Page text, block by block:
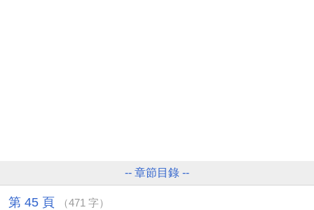
-- 章節目錄 --
第 45 頁 （471 字）